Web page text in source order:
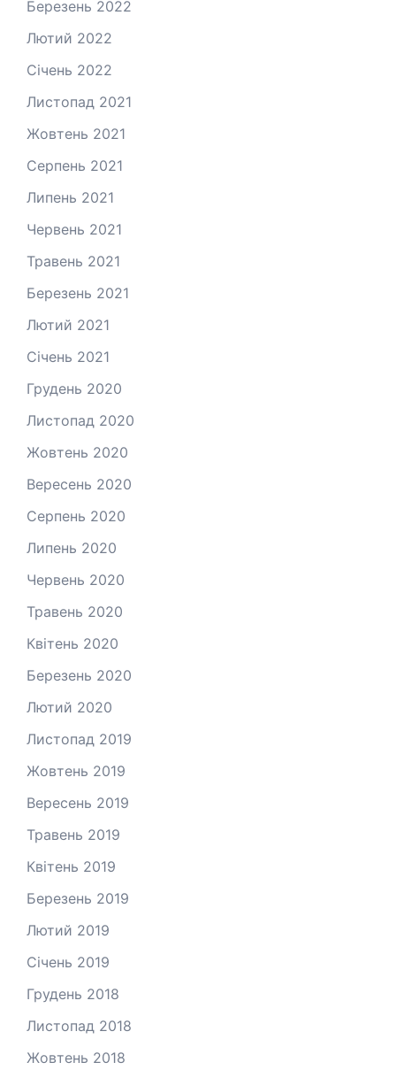
Березень 2022
Лютий 2022
Січень 2022
Листопад 2021
Жовтень 2021
Серпень 2021
Липень 2021
Червень 2021
Травень 2021
Березень 2021
Лютий 2021
Січень 2021
Грудень 2020
Листопад 2020
Жовтень 2020
Вересень 2020
Серпень 2020
Липень 2020
Червень 2020
Травень 2020
Квітень 2020
Березень 2020
Лютий 2020
Листопад 2019
Жовтень 2019
Вересень 2019
Травень 2019
Квітень 2019
Березень 2019
Лютий 2019
Січень 2019
Грудень 2018
Листопад 2018
Жовтень 2018